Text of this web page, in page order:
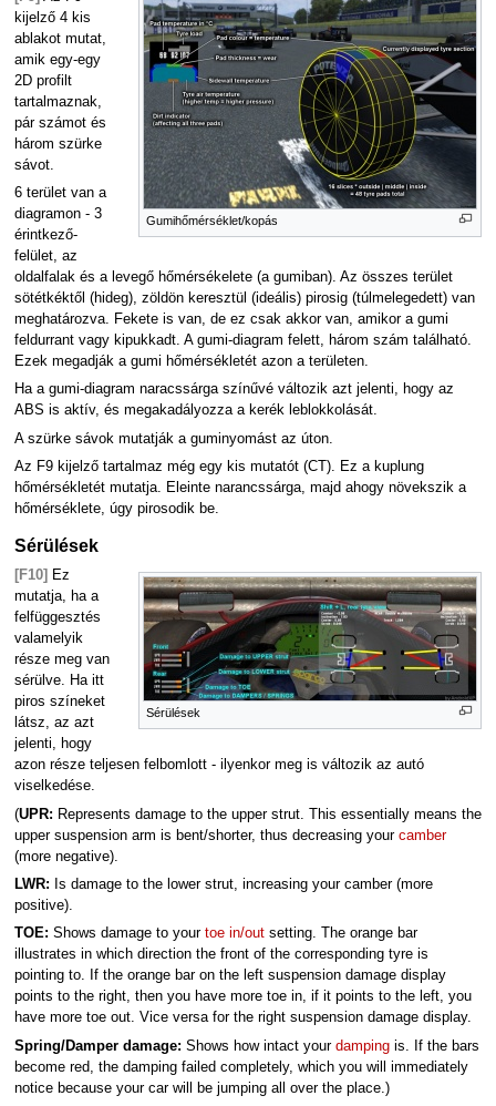
Gumihőmérséklet/kopás
kijelző 4 kis
ablakot mutat,
amik egy-egy
2D profilt
tartalmaznak,
pár számot és
három szürke
sávot.
6 terület van a
diagramon - 3
érintkező-
felület, az
oldalfalak és a levegő hőmérsékelete (a gumiban). Az összes terület
sötétkéktől (hideg), zöldön keresztül (ideális) pirosig (túlmelegedett) van
meghatározva. Fekete is van, de ez csak akkor van, amikor a gumi
feldurrant vagy kipukkadt. A gumi-diagram felett, három szám található.
Ezek megadják a gumi hőmérsékletét azon a területen.
Ha a gumi-diagram naracssárga színűvé változik azt jelenti, hogy az
ABS is aktív, és megakadályozza a kerék leblokkolását.
A szürke sávok mutatják a guminyomást az úton.
Az F9 kijelző tartalmaz még egy kis mutatót (CT). Ez a kuplung
hőmérsékletét mutatja. Eleinte narancssárga, majd ahogy növekszik a
hőmérséklete, úgy pirosodik be.
Sérülések
Sérülések
[F10]
Ez
mutatja, ha a
felfüggesztés
valamelyik
része meg van
sérülve. Ha itt
piros színeket
látsz, az azt
jelenti, hogy
azon része teljesen felbomlott - ilyenkor meg is változik az autó
viselkedése.
(UPR: Represents damage to the upper strut. This essentially means the
upper suspension arm is bent/shorter, thus decreasing your camber
(more negative).
LWR: Is damage to the lower strut, increasing your camber (more
positive).
TOE: Shows damage to your toe in/outsetting. The orange bar
illustrates in which direction the front of the corresponding tyre is
pointing to. If the orange bar on the left suspension damage display
points to the right, then you have more toe in, if it points to the left, you
have more toe out. Vice versa for the right suspension damage display.
Spring/Damper damage: Shows how intact your dampingis. If the bars
become red, the damping failed completely, which you will immediately
notice because your car will be jumping all over the place.)